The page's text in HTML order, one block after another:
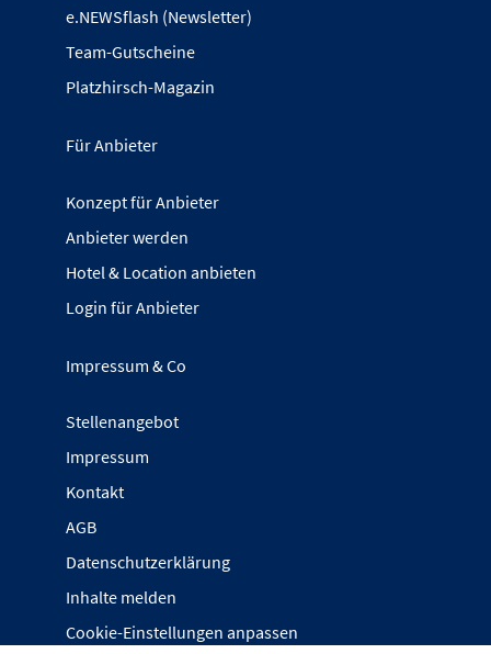
e.NEWSflash (Newsletter)
Team-Gutscheine
Platzhirsch-Magazin
Für Anbieter
Konzept für Anbieter
Anbieter werden
Hotel & Location anbieten
Login für Anbieter
Impressum & Co
Stellenangebot
Impressum
Kontakt
AGB
Datenschutzerklärung
Inhalte melden
Cookie-Einstellungen anpassen